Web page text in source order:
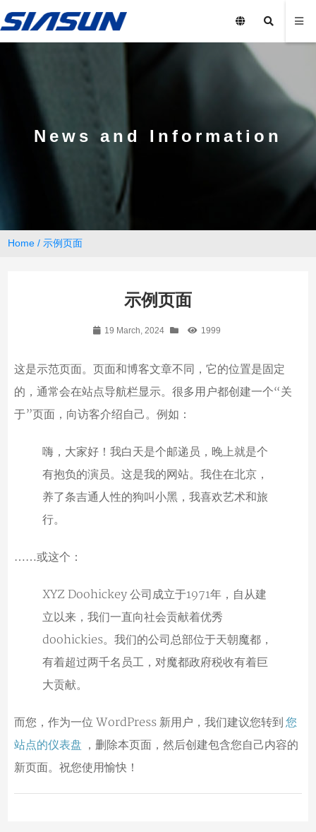
News and Information
Home /示例页面
示例页面
19 March, 2024 1999
这是示范页面。页面和博客文章不同，它的位置是固定
的，通常会在站点导航栏显示。很多用户都创建一个“关
于”页面，向访客介绍自己。例如：
嗨，大家好！我白天是个邮递员，晚上就是个
有抱负的演员。这是我的网站。我住在北京，
养了条吉通人性的狗叫小黑，我喜欢艺术和旅
行。
……或这个：
XYZ Doohickey 公司成立于1971年，自从建
立以来，我们一直向社会贡献着优秀
doohickies。我们的公司总部位于天朝魔都，
有着超过两千名员工，对魔都政府税收有着巨
大贡献。
而您，作为一位 WordPress 新用户，我们建议您转到 您
站点的仪表盘 ，删除本页面，然后创建包含您自己内容的
新页面。祝您使用愉快！